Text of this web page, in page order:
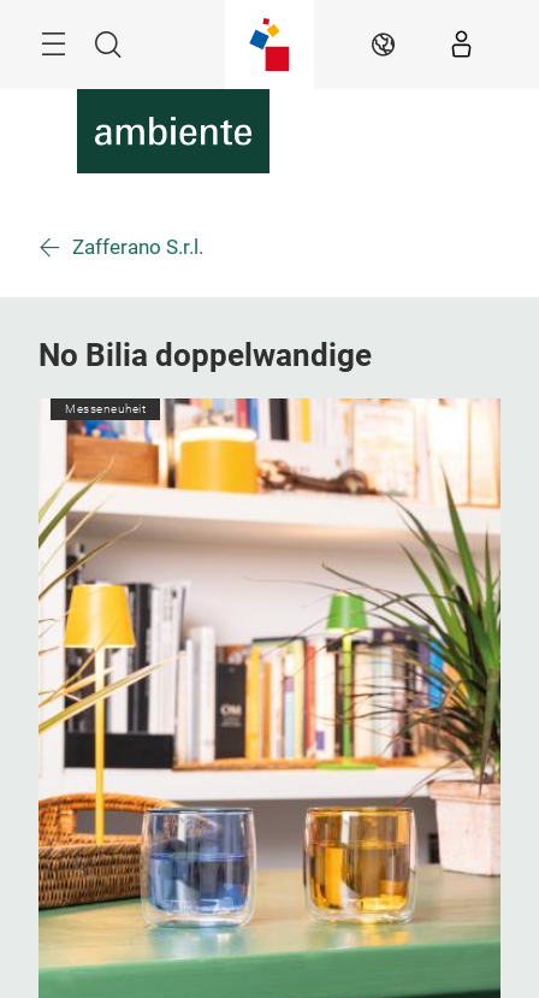
Suche DE
Zafferano S.r.l.
No Bilia doppelwandige
Messeneuheit